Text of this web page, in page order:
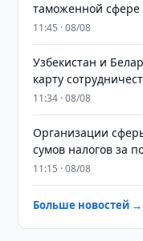
таможенной сфере
11:45 · 08/08
Узбекистан и
карту
11:34 · 08/08
Организации
сумов налогов за
11:15 · 08/08
Больше новостей →